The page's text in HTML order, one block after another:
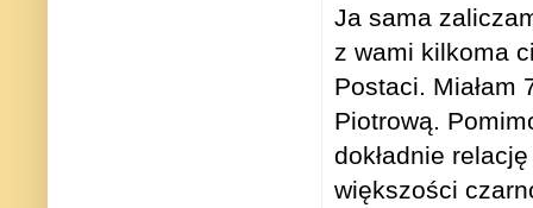
Ja sama
z wami kilkoma
Postaci. Miałam
Piotrową.
dokładnie
większości